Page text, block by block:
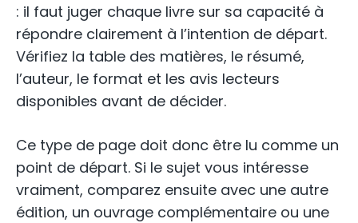
: il faut juger chaque livre sur sa capacité à
répondre clairement à l’intention de départ.
Vérifiez la table des matières, le résumé,
l’auteur, le format et les avis lecteurs
disponibles avant de décider.
Ce type de page doit donc être lu comme un
point de départ. Si le sujet vous intéresse
vraiment, comparez ensuite avec une autre
édition, un ouvrage complémentaire ou une